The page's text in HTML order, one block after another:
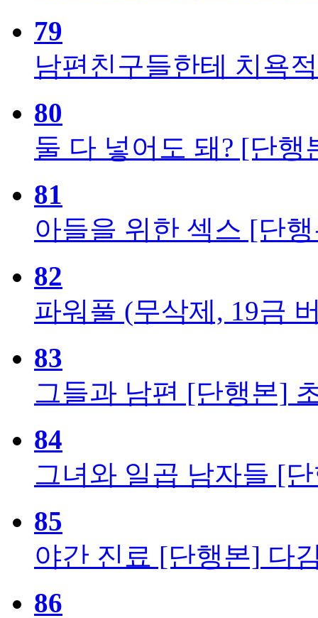
79
남편친구들한테 치욕
80
둘 다 넣어도 돼? [단행
81
아들을 위한 섹스 [단
82
파워풀 (무삭제, 19금
83
그들과 남편 [단행본]
84
그녀와 일곱 남자들 [
85
야간 진료 [단행본] 다
86